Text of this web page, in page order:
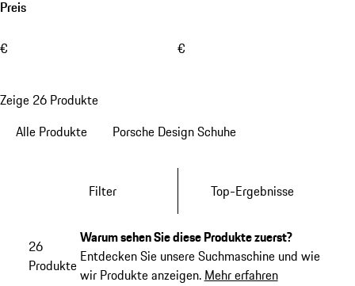
Preis
€ €
Zeige 26 Produkte
Alle Produkte
Porsche Design Schuhe
Filter Top-Ergebnisse
26
Produkte
Warum sehen Sie diese Produkte zuerst?
Entdecken Sie unsere Suchmaschine und wie
wir Produkte anzeigen. Mehr erfahren